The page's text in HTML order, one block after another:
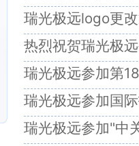
瑞光极远logo更
热烈祝贺瑞光极
瑞光极远参加第
瑞光极远参加国
瑞光极远参加"中